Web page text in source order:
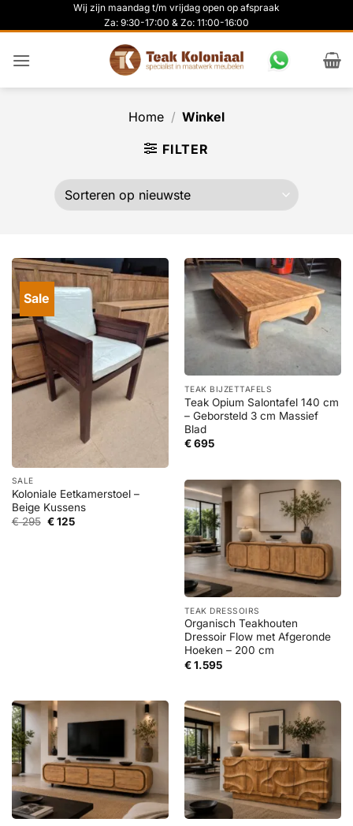
naar
Wij zijn maandag t/m vrijdag open op afspraak
Za: 9:30-17:00 & Zo: 11:00-16:00
Home / Winkel
FILTER
Sale
SALE
Koloniale Eetkamerstoel –
Beige Kussens
€295 Oorspronkelijke
€125Huidige
TEAK BIJZETTAFELS
Teak Opium Salontafel 140 cm
– Geborsteld 3 cm Massief
Blad
€695
TEAK DRESSOIRS
Organisch Teakhouten
Dressoir Flow met Afgeronde
Hoeken – 200 cm
€1.595